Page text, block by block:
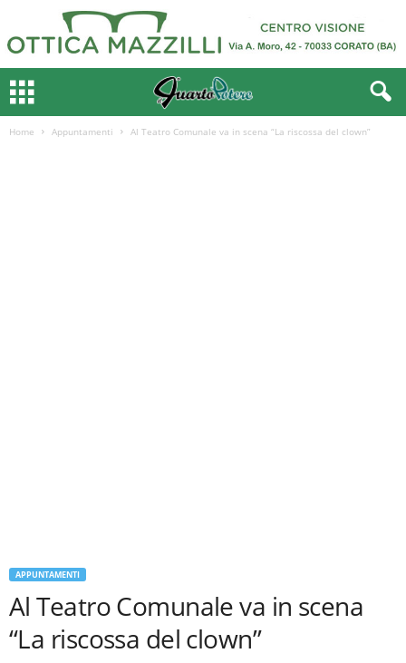
Home Appuntamenti Al Teatro Comunale va in scena “La riscossa del clown”
APPUNTAMENTI
Al Teatro Comunale va in scena
“La riscossa del clown”